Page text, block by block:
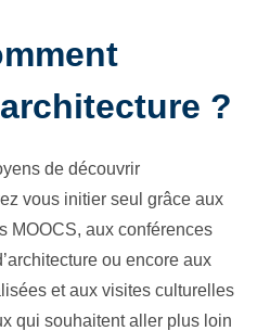
?
de découvrir
vous initier seul grâce aux
MOOCS, aux conférences
ou encore aux
et aux visites culturelles
qui souhaitent aller plus loin